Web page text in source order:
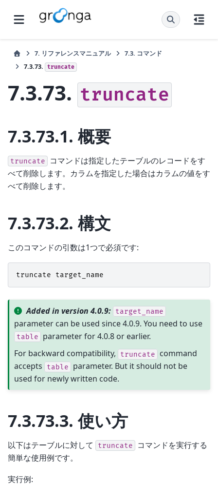
7. リファレンスマニュアル 7.3. コマンド
7.3.73.
truncate
7.3.73. truncate
7.3.73.1.概要
truncate
コマンドは指定したテーブルのレコードをす
べて削除します。カラムを指定した場合はカラムの値をす
べて削除します。
7.3.73.2. 構文
このコマンドの引数は1つで必須です:
truncate target_name
Added in version 4.0.9: target_name
parameter can be used since 4.0.9. You need to use
table
parameter for 4.0.8 or earlier.
For backward compatibility,
truncate command
accepts
table parameter. But it should not be
used for newly written code.
7.3.73.3.使い方
以下はテーブルに対して truncate
コマンドを実行する
簡単な使用例です。
実行例: